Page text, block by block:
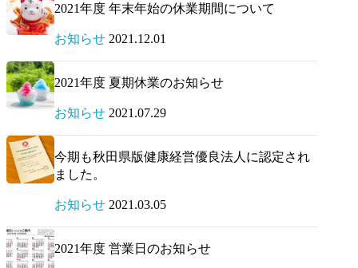
2021年度 年末年始の休業期間について
お知らせ 2021.12.01
2021年度 夏期休業のお知らせ
お知らせ 2021.07.29
今期も秋田県版健康経営優良法人に認定され
ました。
お知らせ 2021.03.05
2021年度 営業日のお知らせ